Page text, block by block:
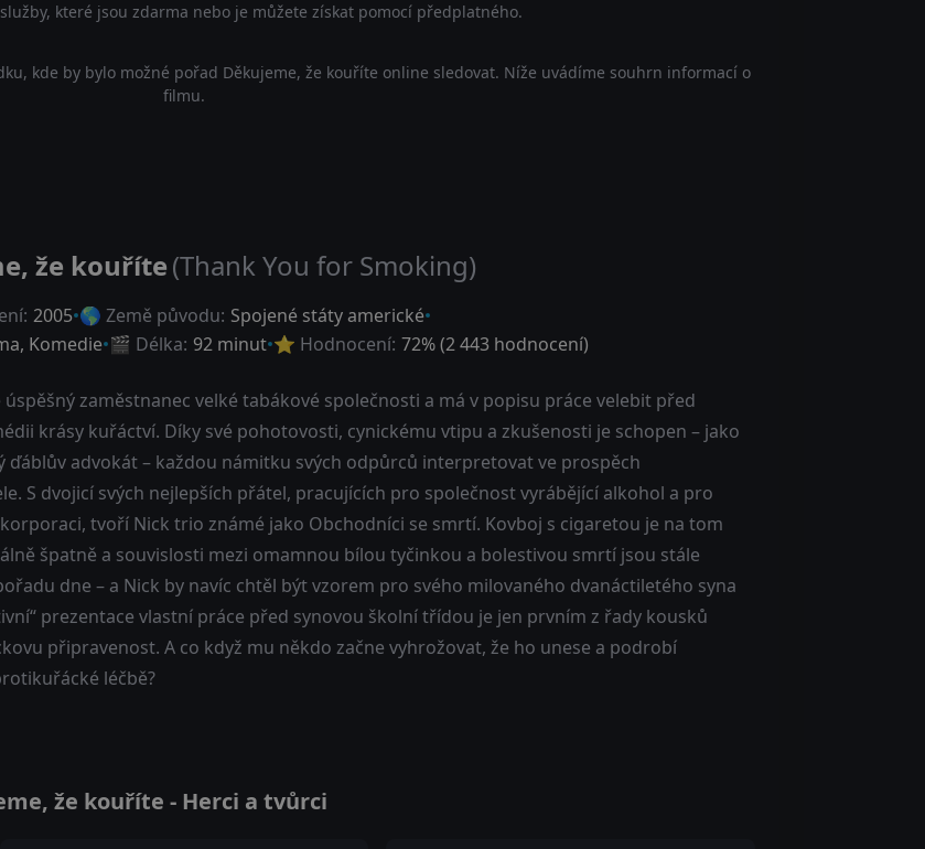
které jsou zdarma nebo je můžete získat pomocí předplatného.
kde by bylo možné pořad Děkujeme, že kouříte online sledovat. Níže uvádíme souhrn informací o
filmu.
že kouříte(Thank You for Smoking)
2005 🌎 Země původu: Spojené státy americké
, Komedie 🎬 Délka: 92 minut ⭐ Hodnocení: 72% (2 443 hodnocení)
úspěšný zaměstnanec velké tabákové společnosti a má v popisu práce velebit před
krásy kuřáctví. Díky své pohotovosti, cynickému vtipu a zkušenosti je schopen – jako
ďáblův advokát – každou námitku svých odpůrců interpretovat ve prospěch
S dvojicí svých nejlepších přátel, pracujících pro společnost vyrábějící alkohol a pro
tvoří Nick trio známé jako Obchodníci se smrtí. Kovboj s cigaretou je na tom
špatně a souvislosti mezi omamnou bílou tyčinkou a bolestivou smrtí jsou stále
dne – a Nick by navíc chtěl být vzorem pro svého milovaného dvanáctiletého syna
prezentace vlastní práce před synovou školní třídou je jen prvním z řady kousků
připravenost. A co když mu někdo začne vyhrožovat, že ho unese a podrobí
léčbě?
že kouříte - Herci a tvůrci